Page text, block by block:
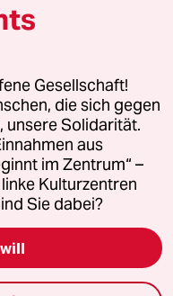
oder für Genehmigungen
Richtlinien
Impressum AGB
(Ads)
Gesellschaft!
die sich gegen
unsere Solidarität.
aus
im Zentrum“ –
Kulturzentren
Sie dabei?